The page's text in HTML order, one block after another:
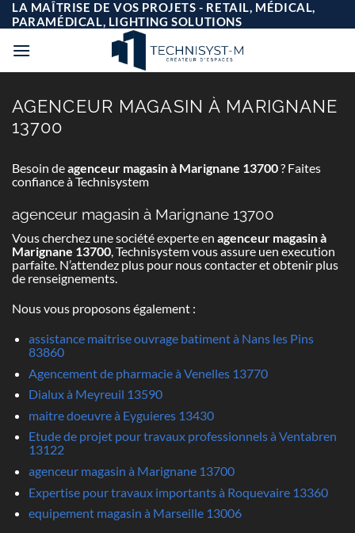
Passer
au
contenu
LA MAÎTRISE DE VOS PROJETS - RETAIL, MÉDICAL,
PARAMÉDICAL, LIGHTING SOLUTIONS
AGENCEUR MAGASIN À MARIGNANE
13700
Besoin deagenceur magasin à Marignane 13700? Faites
confiance à Technisystem
agenceur magasin à Marignane 13700
Vous cherchez une société experte en agenceur magasin à
Marignane 13700, Technisystem vous assure uen execution
parfaite. N’attendez plus pour nous contacter et obtenir plus
de renseignements.
Nous vous proposons également :
assistance maitrise ouvrage batiment à Nans les Pins
83860
Agencement de pharmacie à Venelles 13770
Dialux à Meyreuil 13590
maitre doeuvre à Eyguieres 13430
Etude de projet pour travaux professionnels à Ventabren
13122
agenceur magasin à Marignane 13700
Expertise pour travaux importants à Roquevaire 13360
equipement magasin à Marseille 13006